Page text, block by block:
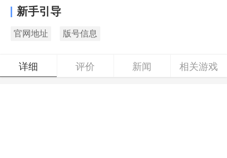
新手引导
官网地址 版号信息
详细 评价 新闻 相关游戏